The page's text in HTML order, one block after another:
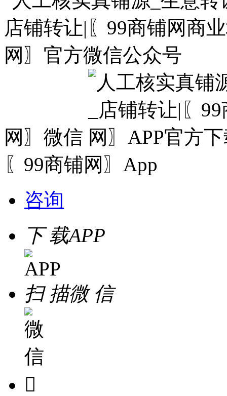
网〗微信
〖99商铺网〗App
咨询
下 载APP
扫 描微 信
